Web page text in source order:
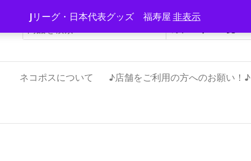
Jリーグ・日本代表グッズ 福寿屋 非表示
ネコポスについて ♪店舗をご利用の方へのお願い！♪